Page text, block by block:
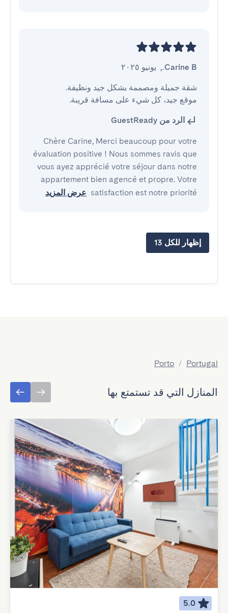
Carine B.
, يونيو ٢٠٢٥
موقع جيد، كل شيء على مسافة قريبة.
الرد من GuestReady
Chère Carine, Merci beaucoup pour votre
évaluation positive ! Nous sommes ravis que
vous ayez apprécié votre séjour dans notre
appartement bien agencé et propre. Votre
satisfaction est notre priorité عرض المزيد
إظهار للكل 13
Portugal
/
Porto
المنازل التي قد تستمتع بها
5.0